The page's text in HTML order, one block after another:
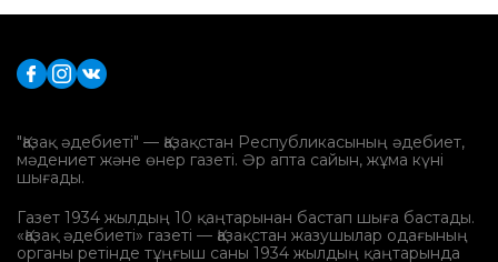
"Қазақ әдебиеті" — Қазақстан Республикасының әдебиет,
мәдениет және өнер газеті. Әр апта сайын, жұма күні
шығады.
Газет 1934 жылдың 10 қаңтарынан бастап шыға бастады.
«Қазақ әдебиеті» газеті — Қазақстан жазушылар одағының
органы ретінде тұңғыш саны 1934 жылдың қаңтарында